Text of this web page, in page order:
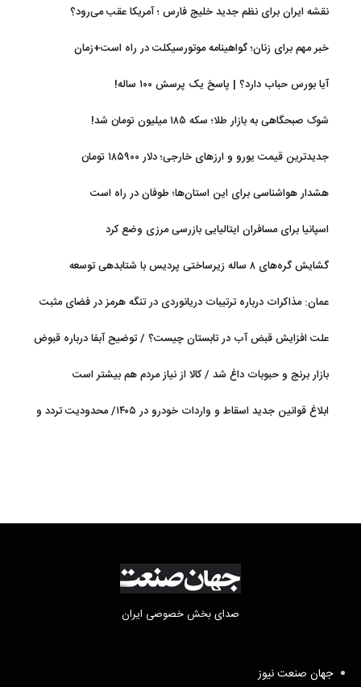
نقشه ایران برای نظم جدید خلیج فارس ؛ آمریکا عقب می‌رود؟
خبر مهم برای زنان؛ گواهینامه موتورسیکلت در راه است+زمان
آیا بورس حباب دارد؟ | پاسخ یک پرسش ۱۰۰ ساله!
شوک صبحگاهی به بازار طلا؛ سکه ۱۸۵ میلیون تومان شد!
جدیدترین قیمت یورو و ارزهای خارجی؛ دلار ۱۸۵۹۰۰ تومان
هشدار هواشناسی برای این استان‌ها؛ طوفان در راه است
اسپانیا برای مسافران ایتالیایی بازرسی مرزی وضع کرد
گشایش گره‌های ۸ ساله زیرساختی پردیس با شتابدهی توسعه
عمان: مذاکرات درباره ترتیبات دریانوردی در تنگه هرمز در فضای مثبت
علت افزایش قبض آب در تابستان چیست؟ / توضیح آبفا درباره قبوض
بازار برنج و حبوبات داغ شد / کالا از نیاز مردم هم بیشتر است
ابلاغ قوانین جدید اسقاط و واردات خودرو در ۱۴۰۵/ محدودیت تردد و
صدای بخش خصوصی ایران
جهان صنعت نیوز